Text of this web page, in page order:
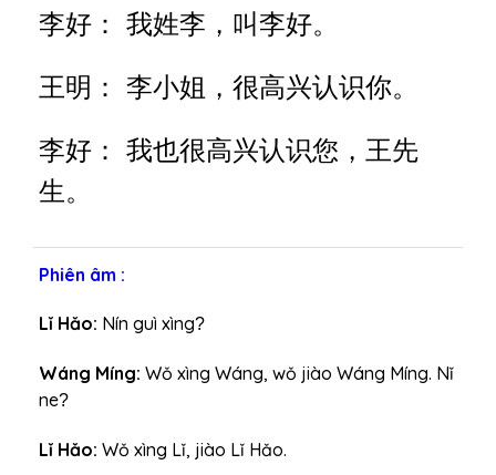
m
a
h
李好： 我姓李，叫李好。
王明： 李小姐，很高兴认识你。
李好： 我也很高兴认识您，王先
生。
Phiên âm :
Lǐ Hǎo: Nín guì xìng?
Wáng Míng: Wǒ xìng Wáng, wǒ jiào Wáng Míng. Nǐ
ne?
Lǐ Hǎo: Wǒ xìng Lǐ, jiào Lǐ Hǎo.